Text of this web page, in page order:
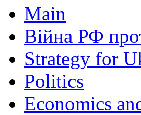
Main
Війна РФ
Strategy for
Politics
Economics